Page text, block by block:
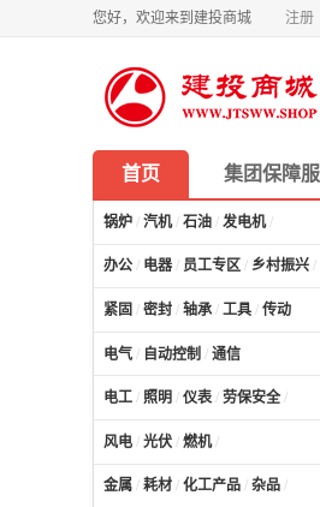
您好，欢迎来到建投商城 注册
首页 集团保障
锅炉 / 汽机/ 石油 / 发电机/
办公 / 电器 / 员工专区 / 乡村振兴 /
紧固 / 密封 / 轴承 / 工具 / 传动
电气 / 自动控制 / 通信
电工 / 照明 / 仪表 / 劳保安全 /
风电 / 光伏 / 燃机/
金属 / 耗材 / 化工产品 / 杂品 /